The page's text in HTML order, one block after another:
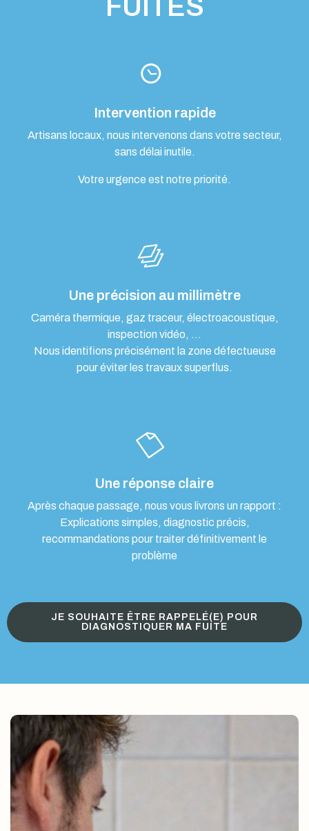
FUITES
Intervention rapide
Artisans locaux, nous intervenons dans votre secteur,
sans délai inutile.
Votre urgence est notre priorité.
Une précision au millimètre
Caméra thermique, gaz traceur, électroacoustique,
inspection vidéo, …
Nous identifions précisément la zone défectueuse
pour éviter les travaux superflus.
Une réponse claire
Après chaque passage, nous vous livrons un rapport :
Explications simples, diagnostic précis,
recommandations pour traiter définitivement le
problème
JE SOUHAITE ÊTRE RAPPELÉ(E) POUR
DIAGNOSTIQUER MA FUITE